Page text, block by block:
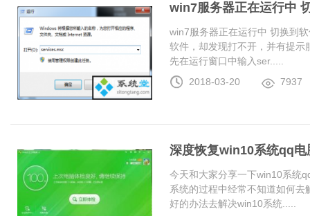
win7服务器正在运行中
win7服务器正在运行中 切换到
软件，却发现打不开，并有提
先在运行窗口中输入ser.....
2018-03-20
7937
深度恢复win10系统qq
今天和大家分享一下win10系统
系统的过程中经常不知道如何
好的办法去解决win10系统.....